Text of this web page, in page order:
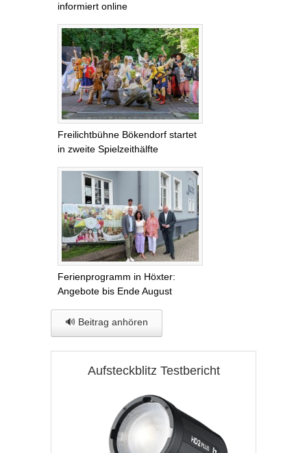
informiert online
Freilichtbühne Bökendorf startet
in zweite Spielzeithälfte
Ferienprogramm in Höxter:
Angebote bis Ende August
🔊 Beitrag anhören
Aufsteckblitz Testbericht